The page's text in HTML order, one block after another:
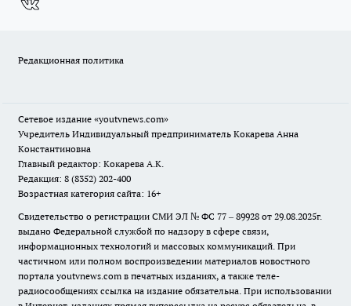
Редакционная политика
Сетевое издание «youtvnews.com»
Учредитель Индивидуальный предприниматель Кокарева Анна
Константиновна
Главный редактор: Кокарева А.К.
Редакция: 8 (8352) 202-400
Возрастная категория сайта: 16+
Свидетельство о регистрации СМИ ЭЛ № ФС 77 – 89928 от 29.08.2025г.
выдано Федеральной службой по надзору в сфере связи,
информационных технологий и массовых коммуникаций. При
частичном или полном воспроизведении материалов новостного
портала youtvnews.com в печатных изданиях, а также теле-
радиосообщениях ссылка на издание обязательна. При использовании